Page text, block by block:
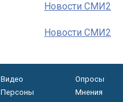
Новости СМИ2
Новости СМИ2
Видео Опросы
Персоны
Мнения